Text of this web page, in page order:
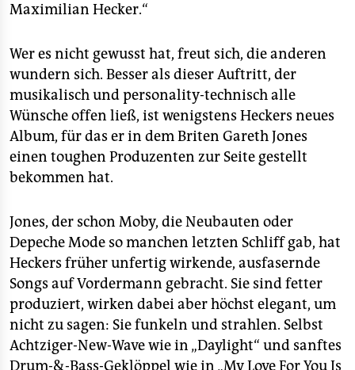
Maximilian Hecker.“
Wer es nicht gewusst hat, freut sich, die anderen
wundern sich. Besser als dieser Auftritt, der
musikalisch und personality-technisch alle
Wünsche offen ließ, ist wenigstens Heckers neues
Album, für das er in dem Briten Gareth Jones
einen toughen Produzenten zur Seite gestellt
bekommen hat.
Jones, der schon Moby, die Neubauten oder
Depeche Mode so manchen letzten Schliff gab, hat
Heckers früher unfertig wirkende, ausfasernde
Songs auf Vordermann gebracht. Sie sind fetter
produziert, wirken dabei aber höchst elegant, um
nicht zu sagen: Sie funkeln und strahlen. Selbst
Achtziger-New-Wave wie in „Daylight“ und sanftes
Drum-&-Bass-Geklöppel wie in „My Love For You Is